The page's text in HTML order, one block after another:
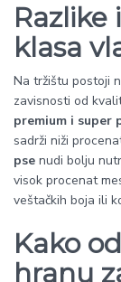
klasa
Na tržištu postoji
zavisnosti od
premium i super
sadrži niži
pse nudi bolju
visok procenat
veštačkih boja ili
Kako
hranu